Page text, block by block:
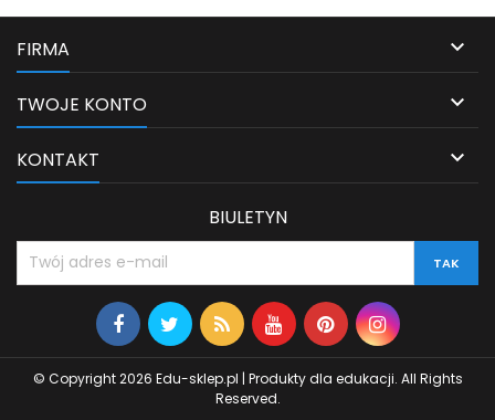
FIRMA 
TWOJE KONTO 
KONTAKT 
BIULETYN
© Copyright 2026 Edu-sklep.pl | Produkty dla edukacji. All Rights
Reserved.